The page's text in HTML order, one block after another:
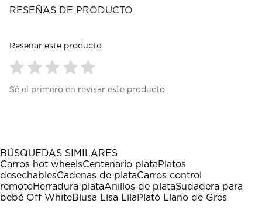
RESEÑAS DE PRODUCTO
Reseñar este producto
para
1
estrella
Esta
acción
abrirá
el
para
estrellas.
Esta
acción
abrirá
el
para
estrellas.
Esta
acción
abrirá
el
para
estrellas.
Esta
acción
abrirá
el
para
estrellas.
Esta
acción
abrirá
el
Sé el primero en revisar este producto
BÚSQUEDAS SIMILARES
Carros hot wheelsCentenario plataPlatos
desechablesCadenas de plataCarros control
remotoHerradura plataAnillos de plataSudadera para
bebé Off WhiteBlusa Lisa LilaPlató Llano de Gres